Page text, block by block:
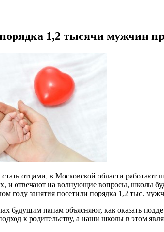
1,2 тысячи мужчин
отцами, в Московской области работают
и отвечают на волнующие вопросы, школы
году занятия посетили порядка 1,2 тыс.
будущим папам объясняют, как оказать
к родительству, а наши школы в этом